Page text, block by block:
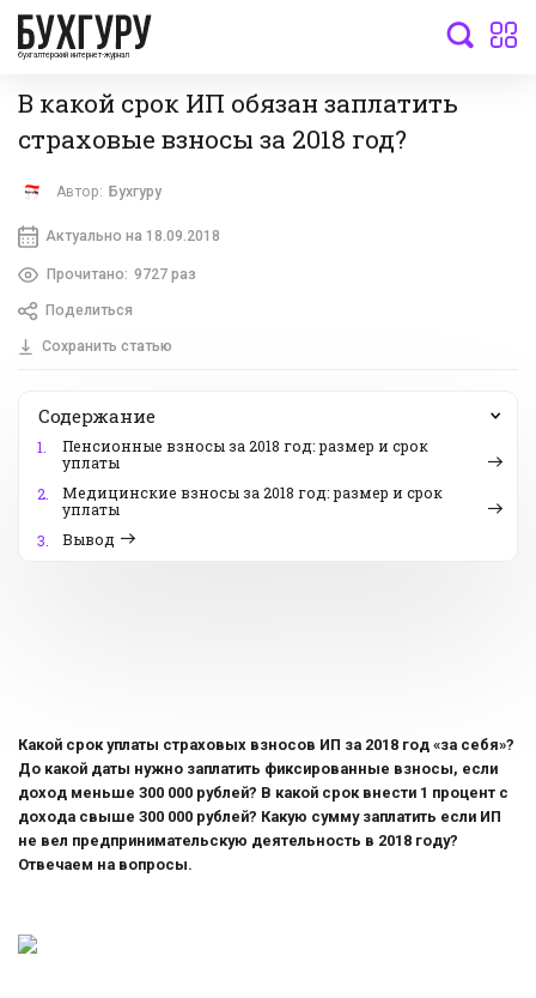
бухгалтерский интернет-журнал
В какой срок ИП обязан заплатить
страховые взносы за 2018 год?
Автор: Бухгуру
Актуально на 18.09.2018
Прочитано: 9727 раз
Поделиться
Сохранить статью
Содержание
1.
Пенсионные взносы за 2018 год: размер и срок
уплаты
2.
Медицинские взносы за 2018 год: размер и срок
уплаты
3.
Вывод
Какой срок уплаты страховых взносов ИП за 2018 год «за себя»?
До какой даты нужно заплатить фиксированные взносы, если
доход меньше 300 000 рублей? В какой срок внести 1 процент с
дохода свыше 300 000 рублей? Какую сумму заплатить если ИП
не вел предпринимательскую деятельность в 2018 году?
Отвечаем на вопросы.